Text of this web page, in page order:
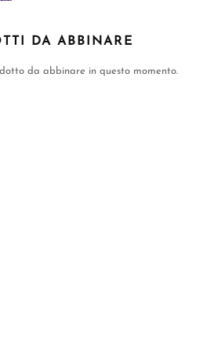
DA ABBINARE
da abbinare in questo momento.